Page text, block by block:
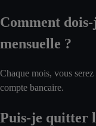
Comment
mensuelle ?
Chaque mois, vous
compte bancaire.
Puis-je quitter